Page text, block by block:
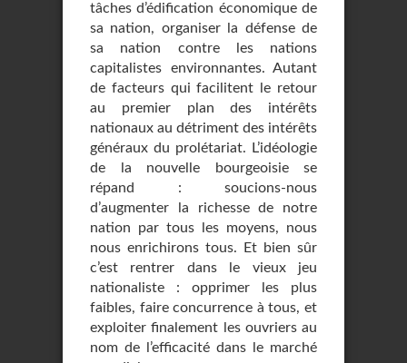
tâches d’édification économique de
sa nation, organiser la défense de
sa nation contre les nations
capitalistes environnantes. Autant
de facteurs qui facilitent le retour
au premier plan des intérêts
nationaux au détriment des intérêts
généraux du prolétariat. L’idéologie
de la nouvelle bourgeoisie se
répand : soucions-nous
d’augmenter la richesse de notre
nation par tous les moyens, nous
nous enrichirons tous. Et bien sûr
c’est rentrer dans le vieux jeu
nationaliste : opprimer les plus
faibles, faire concurrence à tous, et
exploiter finalement les ouvriers au
nom de l’efficacité dans le marché